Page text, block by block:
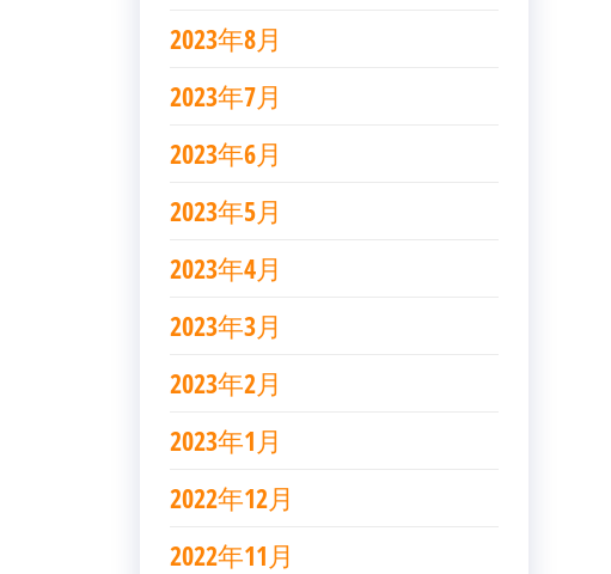
2023年8月
2023年7月
2023年6月
2023年5月
2023年4月
2023年3月
2023年2月
2023年1月
2022年12月
2022年11月